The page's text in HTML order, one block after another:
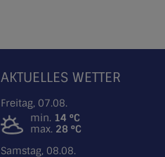
AKTUELLES WETTER
Freitag, 07.08.
min. 14 °C
max. 28 °C
Samstag, 08.08.